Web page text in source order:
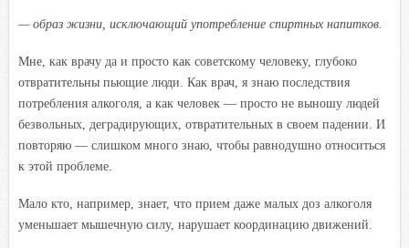
—образ жизни, исключающий употребление спиртных напитков.
Мне, как врачу да и просто как советскому человеку, глубоко
отвратительны пьющие люди. Как врач, я знаю последствия
потребления алкоголя, а как человек — просто не выношу людей
безвольных, деградирующих, отвратительных в своем падении. И
повторяю — слишком много знаю, чтобы равнодушно относиться
к этой проблеме.
Мало кто, например, знает, что прием даже малых доз алкоголя
уменьшает мышечную силу, нарушает координацию движений.